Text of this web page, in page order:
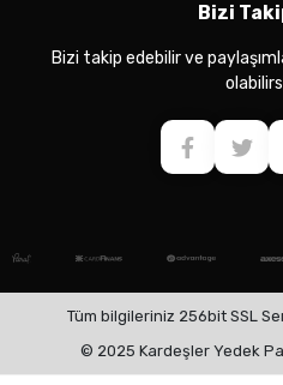
Bizi
Bizi takip edebilir ve
Tüm bilgileriniz 256bit SSL
© 2025 Kardeşler Yedek